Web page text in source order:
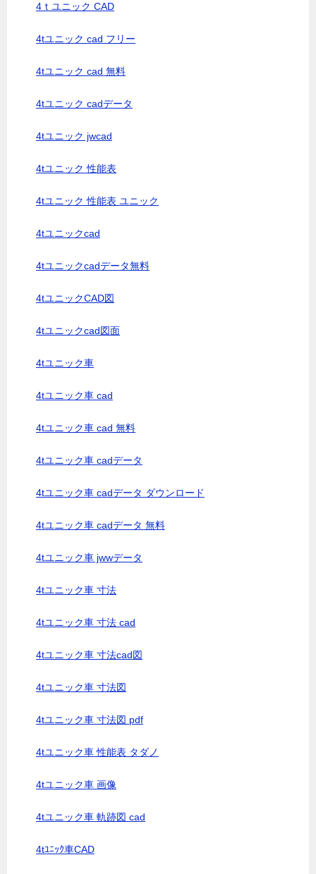
4ｔユニック CAD
4tユニック cad フリー
4tユニック cad 無料
4tユニック cadデータ
4tユニック jwcad
4tユニック 性能表
4tユニック 性能表 ユニック
4tユニックcad
4tユニックcadデータ無料
4tユニックCAD図
4tユニックcad図面
4tユニック車
4tユニック車 cad
4tユニック車 cad 無料
4tユニック車 cadデータ
4tユニック車 cadデータ ダウンロード
4tユニック車 cadデータ 無料
4tユニック車 jwwデータ
4tユニック車 寸法
4tユニック車 寸法 cad
4tユニック車 寸法cad図
4tユニック車 寸法図
4tユニック車 寸法図 pdf
4tユニック車 性能表 タダノ
4tユニック車 画像
4tユニック車 軌跡図 cad
4tﾕﾆｯｸ車CAD